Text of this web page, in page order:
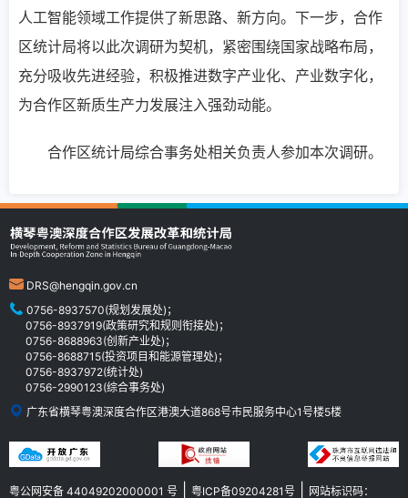
人工智能领域工作提供了新思路、新方向。下一步，合作
区统计局将以此次调研为契机，紧密围绕国家战略布局，
充分吸收先进经验，积极推进数字产业化、产业数字化，
为合作区新质生产力发展注入强劲动能。
合作区统计局综合事务处相关负责人参加本次调研。
DRS@hengqin.gov.cn
0756-8937570(规划发展处)；
0756-8937919(政策研究和规则衔接处)；
0756-8688963(创新产业处)；
0756-8688715(投资项目和能源管理处)；
0756-8937972(统计处)
0756-2990123(综合事务处)
广东省横琴粤澳深度合作区港澳大道868号市民服务中心1号楼5楼
粤公网安备 44049202000001 号 粤ICP备09204281号 网站标识码：